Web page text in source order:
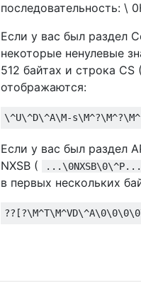
последовательность: \
Если у вас был раздел
некоторые ненулевые
512 байтах и ​​строка CS (
отображаются:
Если у вас был раздел
NXSB (
...\0NXSB\0\^P...
в первых нескольких